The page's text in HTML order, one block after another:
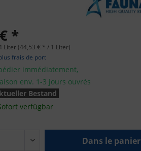
*
Liter (44,53 € * / 1 Liter)
frais de port
immédiatement,
env. 1-3 jours ouvrés
Bestand
verfügbar
Dans le panier